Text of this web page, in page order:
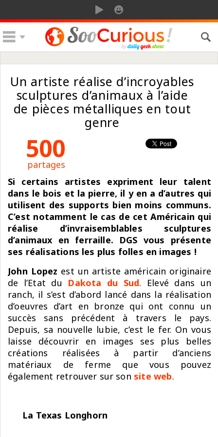
Un artiste réalise d’incroyables
sculptures d’animaux à l’aide
de pièces métalliques en tout
genre
500
partages
Si certains artistes expriment leur talent
dans le bois et la pierre, il y en a d’autres qui
utilisent des supports bien moins communs.
C’est notamment le cas de cet Américain qui
réalise d’invraisemblables sculptures
d’animaux en ferraille. DGS vous présente
ses réalisations les plus folles en images !
John Lopez est un artiste américain originaire
de l’Etat du Dakota du Sud. Elevé dans un
ranch, il s’est d’abord lancé dans la réalisation
d’oeuvres d’art en bronze qui ont connu un
succès sans précédent à travers le pays.
Depuis, sa nouvelle lubie, c’est le fer. On vous
laisse découvrir en images ses plus belles
créations réalisées à partir d’anciens
matériaux de ferme que vous pouvez
également retrouver sur son site web.
La Texas Longhorn